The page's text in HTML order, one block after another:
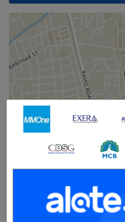
About Our Company